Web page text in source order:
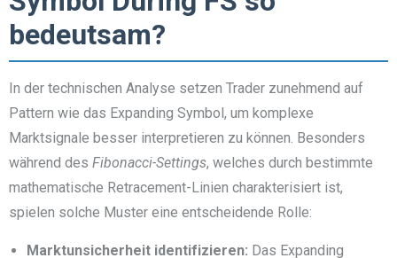
bedeutsam?
In der technischen Analyse setzen Trader zunehmend auf
Pattern wie das Expanding Symbol, um komplexe
Marktsignale besser interpretieren zu können. Besonders
während des Fibonacci-Settings, welches durch bestimmte
mathematische Retracement-Linien charakterisiert ist,
spielen solche Muster eine entscheidende Rolle:
Marktunsicherheit identifizieren: Das Expanding